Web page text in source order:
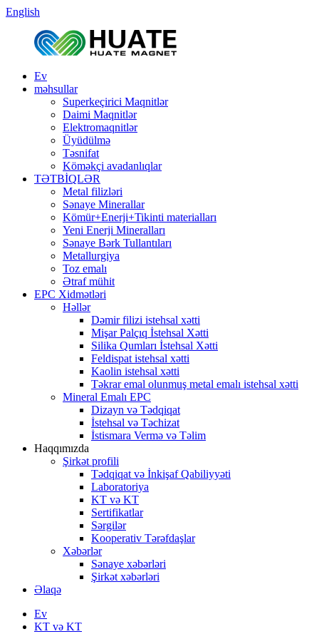
English
Ev
məhsullar
Superkeçirici Maqnitlər
Daimi Maqnitlər
Elektromaqnitlər
Üyüdülmə
Təsnifat
Köməkçi avadanlıqlar
TƏTBİQLƏR
Metal filizləri
Sənaye Minerallar
Kömür+Enerji+Tikinti materialları
Yeni Enerji Mineralları
Sənaye Bərk Tullantıları
Metallurgiya
Toz emalı
Ətraf mühit
EPC Xidmətləri
Həllər
Dəmir filizi istehsal xətti
Mişar Palçıq İstehsal Xətti
Silika Qumları İstehsal Xətti
Feldispat istehsal xətti
Kaolin istehsal xətti
Təkrar emal olunmuş metal emalı istehsal xətti
Mineral Emalı EPC
Dizayn və Tədqiqat
İstehsal və Təchizat
İstismara Vermə və Təlim
Haqqımızda
Şirkət profili
Tədqiqat və İnkişaf Qabiliyyəti
Laboratoriya
KT və KT
Sertifikatlar
Sərgilər
Kooperativ Tərəfdaşlar
Xəbərlər
Sənaye xəbərləri
Şirkət xəbərləri
Əlaqə
Ev
KT və KT